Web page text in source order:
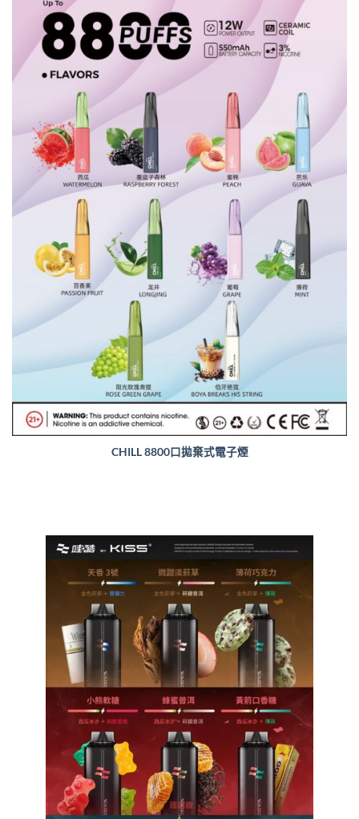
CHILL 8800口拋棄式電子煙